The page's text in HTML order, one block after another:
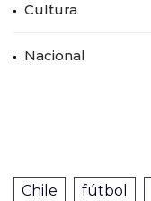
Cultura
Nacional
Chile fútbol